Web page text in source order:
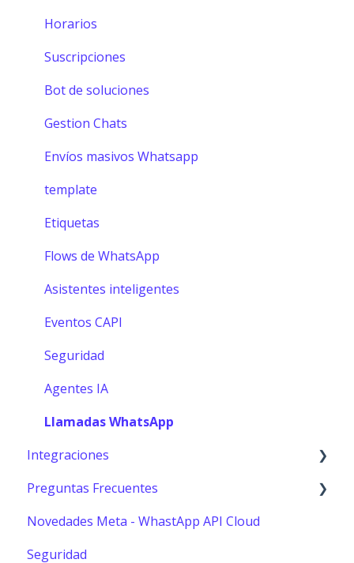
Horarios
Suscripciones
Bot de soluciones
Gestion Chats
Envíos masivos Whatsapp
template
Etiquetas
Flows de WhatsApp
Asistentes inteligentes
Eventos CAPI
Seguridad
Agentes IA
Llamadas WhatsApp
Integraciones
Shopify
Hubspot
Catalogo de WhatsApp
Preguntas Frecuentes
Usuarios
Reportes
Novedades Meta - WhastApp API Cloud
Seguridad